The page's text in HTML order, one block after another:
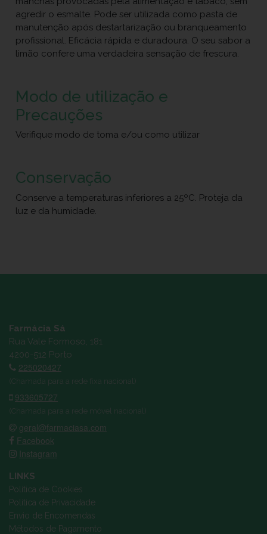
agredir o esmalte. Pode ser utilizada como pasta de
manutenção após destartarização ou branqueamento
profissional. Eficácia rápida e duradoura. O seu sabor a
limão confere uma verdadeira sensação de frescura.
Modo de utilização e
Precauções
Verifique modo de toma e/ou como utilizar
Conservação
Conserve a temperaturas inferiores a 25ºC. Proteja da
luz e da humidade.
Farmácia Sá
Rua Vale Formoso, 181
4200-512 Porto
225020427
(Chamada para a rede fixa nacional)
933605727
(Chamada para a rede móvel nacional)
geral@farmaciasa.com
Facebook
Instagram
LINKS
Política de Cookies
Política de Privacidade
Envio de Encomendas
Métodos de Pagamento